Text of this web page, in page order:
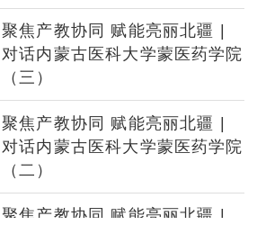
聚焦产教协同 赋能亮丽北疆 |
对话内蒙古医科大学蒙医药学院
（三）
聚焦产教协同 赋能亮丽北疆 |
对话内蒙古医科大学蒙医药学院
（二）
聚焦产教协同 赋能亮丽北疆 |